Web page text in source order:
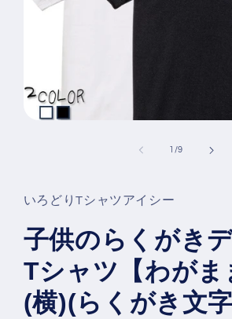
メ
ィ
ア
(1)
を
開
く
1 /の
9
いろどりTシャツアイシー
子供のらくがき
Tシャツ【わがま
(横)(らくがき文